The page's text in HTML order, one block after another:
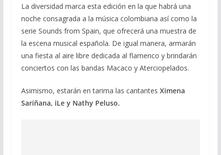
La diversidad marca esta edición en la que habrá una
noche consagrada a la música colombiana así como la
serie Sounds from Spain, que ofrecerá una muestra de
la escena musical española. De igual manera, armarán
una fiesta al aire libre dedicada al flamenco y brindarán
conciertos con las bandas Macaco y Aterciopelados.
Asimismo, estarán en tarima las cantantes Ximena
Sariñana, iLe y Nathy Peluso.